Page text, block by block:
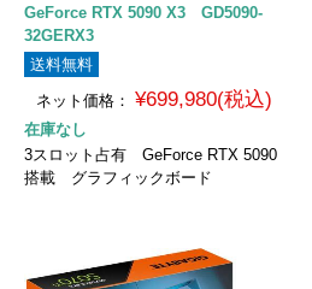
GeForce RTX 5090 X3 GD5090-
32GERX3
送料無料
ネット価格：
¥699,980(税込)
在庫なし
3スロット占有 GeForce RTX 5090
搭載 グラフィックボード